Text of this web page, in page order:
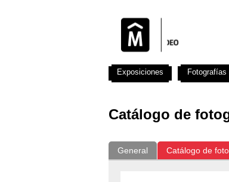
Catálogo de
General Catálogo de
Exposiciones Fotografías